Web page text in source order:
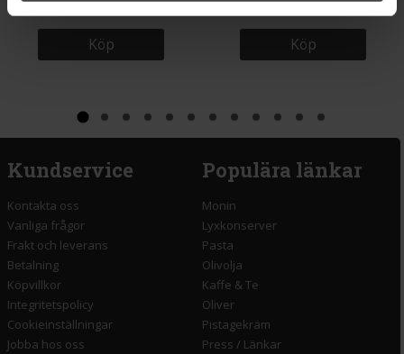
Köp Köp
Kundservice
Kontakta oss
Vanliga frågor
Frakt och leverans
Betalning
Köpvillkor
Integritetspolicy
Cookieinställningar
Jobba hos oss
Populära länkar
Monin
Lyxkonserver
Pasta
Olivolja
Kaffe & Te
Oliver
Pistagekräm
Press / Länkar